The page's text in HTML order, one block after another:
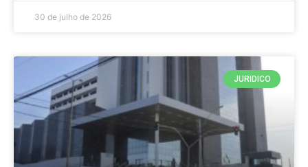
30 de julho de 2026
JURIDICO